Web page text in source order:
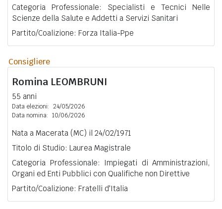
Categoria Professionale: Specialisti e Tecnici Nelle
Scienze della Salute e Addetti a Servizi Sanitari
Partito/Coalizione: Forza Italia-Ppe
Consigliere
Romina LEOMBRUNI
55 anni
Data elezioni: 24/05/2026
Data nomina: 10/06/2026
Nata a Macerata (MC) il 24/02/1971
Titolo di Studio: Laurea Magistrale
Categoria Professionale: Impiegati di Amministrazioni,
Organi ed Enti Pubblici con Qualifiche non Direttive
Partito/Coalizione: Fratelli d'Italia